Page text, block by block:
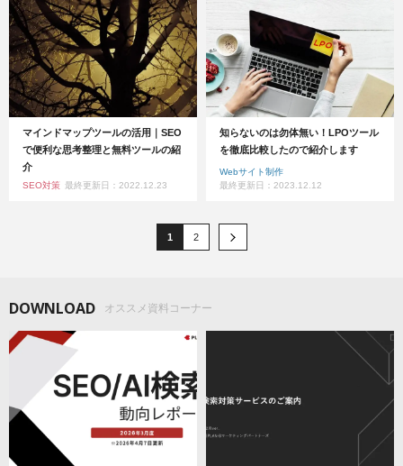
マインドマップツールの活用｜SEO
で便利な思考整理と無料ツールの紹
介
SEO対策 最終更新日：2022.12.23
知らないのは勿体無い！LPOツール
を徹底比較したので紹介します
Webサイト制作
最終更新日：2023.12.12
1 2
DOWNLOAD オススメ資料コーナー